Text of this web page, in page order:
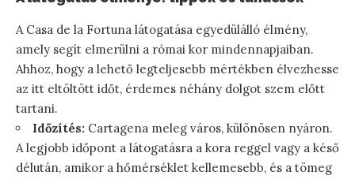
A Casa de la Fortuna látogatása egyedülálló élmény,
amely segít elmerülni a római kor mindennapjaiban.
Ahhoz, hogy a lehető legteljesebb mértékben élvezhesse
az itt eltöltött időt, érdemes néhány dolgot szem előtt
tartani.
Időzítés: Cartagena meleg város, különösen nyáron.
A legjobb időpont a látogatásra a kora reggel vagy a késő
délután, amikor a hőmérséklet kellemesebb, és a tömeg